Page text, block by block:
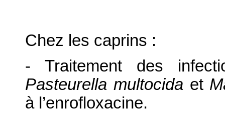
Chez les caprins :
- Traitement des
Pasteurella multocidaet
à l’enrofloxacine.